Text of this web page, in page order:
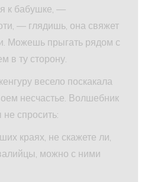
к бабушке, —
— глядишь, она свяжет
Можешь прыгать рядом с
в ту сторону.
весело поскакала
несчастье. Волшебник
спросить:
краях, не скажете ли,
можно с ними